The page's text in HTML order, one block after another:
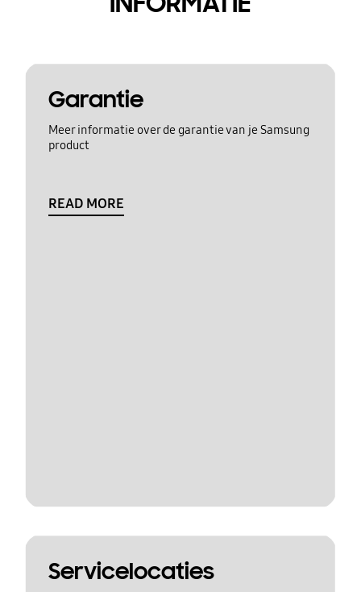
Garantie
Meer informatie over de garantie van je Samsung
product
READ MORE
Servicelocaties